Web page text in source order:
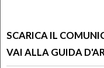
SCARICA IL
VAI ALLA GUIDA